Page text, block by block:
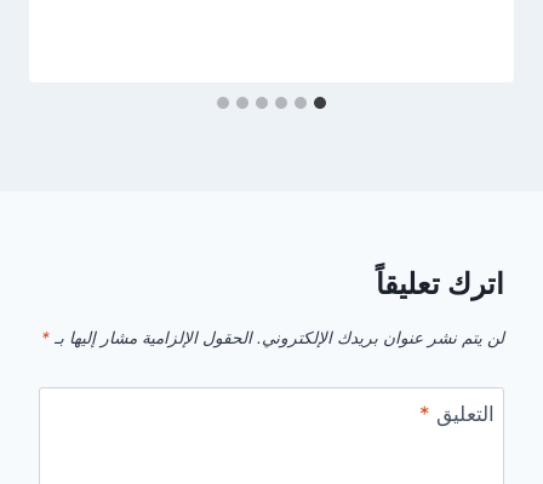
اترك تعليقاً
لن يتم نشر عنوان بريدك الإلكتروني. الحقول الإلزامية مشار إليها بـ *
التعليق *